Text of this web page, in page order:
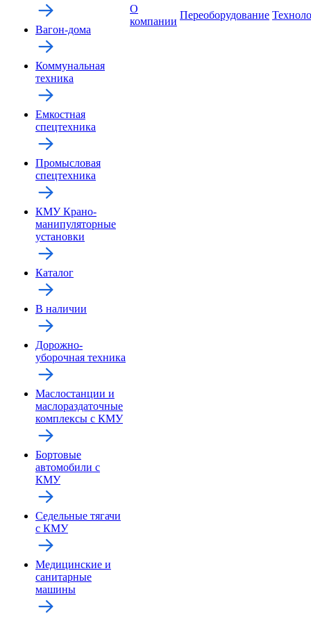
Вагон-дома
Коммунальная
техника
Емкостная
спецтехника
Промысловая
спецтехника
КМУ Крано-
манипуляторные
установки
Каталог
В наличии
Дорожно-
уборочная техника
Маслостанции и
маслораздаточные
комплексы с КМУ
Бортовые
автомобили с
КМУ
Седельные тягачи
с КМУ
Медицинские и
санитарные
машины
О
компании
Переоборудование